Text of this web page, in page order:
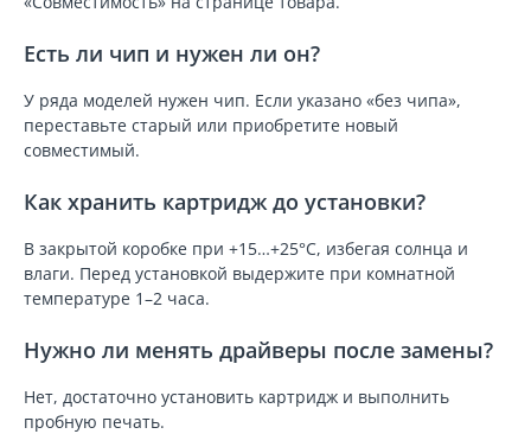
Есть ли чип и нужен ли он?
У ряда моделей нужен чип. Если указано «без чипа»,
переставьте старый или приобретите новый
совместимый.
Как хранить картридж до установки?
В закрытой коробке при +15…+25°C, избегая солнца и
влаги. Перед установкой выдержите при комнатной
температуре 1–2 часа.
Нужно ли менять драйверы после замены?
Нет, достаточно установить картридж и выполнить
пробную печать.